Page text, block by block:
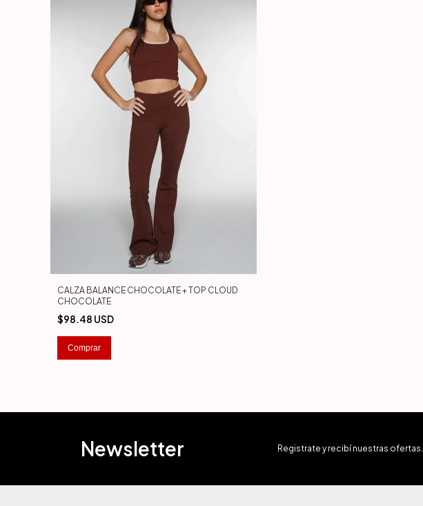
CALZA BALANCE CHOCOLATE + TOP CLOUD
CHOCOLATE
$98.48 USD
Comprar
Newsletter Registrate y recibí nuestras ofertas.